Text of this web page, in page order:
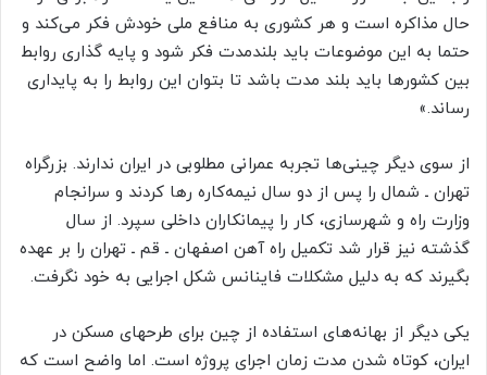
حال مذاکره است و هر کشوری به منافع ملی خودش فکر می‌کند و
حتما به این موضوعات باید بلندمدت فکر شود و پایه گذاری روابط
بین کشورها باید بلند مدت باشد تا بتوان این روابط را به پایداری
رساند.»
از سوی دیگر چینی‌ها تجربه عمرانی مطلوبی در ایران ندارند. بزرگراه
تهران ـ شمال را پس از دو سال نیمه‌کاره رها کردند و سرانجام
وزارت راه و شهرسازی، کار را پیمانکاران داخلی سپرد. از سال
گذشته نیز قرار شد تکمیل راه آهن اصفهان ـ قم ـ تهران را بر عهده
بگیرند که به دلیل مشکلات فاینانس شکل اجرایی به خود نگرفت.
یکی دیگر از بهانه‌های استفاده از چین برای طرحهای مسکن در
ایران، کوتاه شدن مدت زمان اجرای پروژه است. اما واضح است که